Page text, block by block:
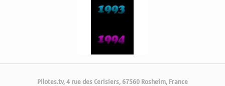
Pilotes.tv, 4 rue des Cerisiers, 67560 Rosheim, France